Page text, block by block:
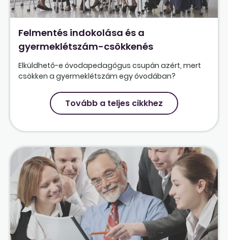
Felmentés indokolása és a
gyermeklétszám-csökkenés
Elküldhető-e óvodapedagógus csupán azért, mert
csökken a gyermeklétszám egy óvodában?
Tovább a teljes cikkhez